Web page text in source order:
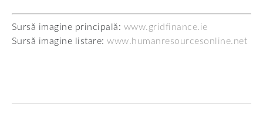
Sursă imagine principală: www.gridfinance.ie
Sursă imagine listare:www.humanresourcesonline.net